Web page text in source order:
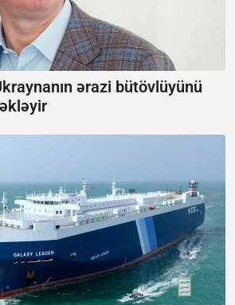
ərazi bütövlüyünü